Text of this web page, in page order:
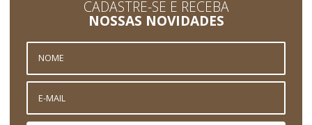
CADASTRE-SE E RECEBA
NOSSAS NOVIDADES